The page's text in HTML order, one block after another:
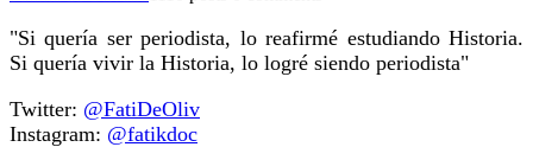
"Si quería ser periodista, lo reafirmé estudiando Historia.
Si quería vivir la Historia, lo logré siendo periodista"
Twitter: @FatiDeOliv
Instagram: @fatikdoc